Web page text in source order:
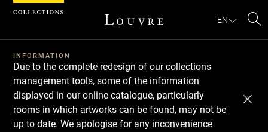
EN
INFORMATION
Due to the complete redesign of our collections
management tools, some of the information
displayed in our online catalogue, particularly
rooms in which artworks can be found, may not be
up to date. We apologise for any inconvenience
Cookies management panel